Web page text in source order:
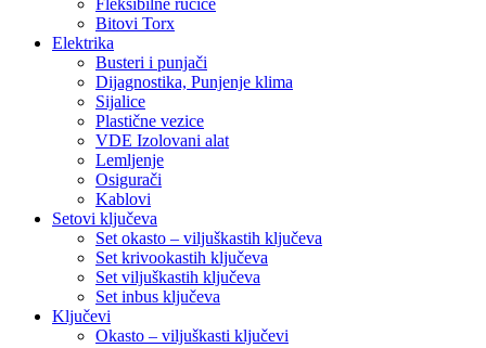
Fleksibilne ručice
Bitovi Torx
Elektrika
Busteri i punjači
Dijagnostika, Punjenje klima
Sijalice
Plastične vezice
VDE Izolovani alat
Lemljenje
Osigurači
Kablovi
Setovi ključeva
Set okasto – viljuškastih ključeva
Set krivookastih ključeva
Set viljuškastih ključeva
Set inbus ključeva
Ključevi
Okasto – viljuškasti ključevi